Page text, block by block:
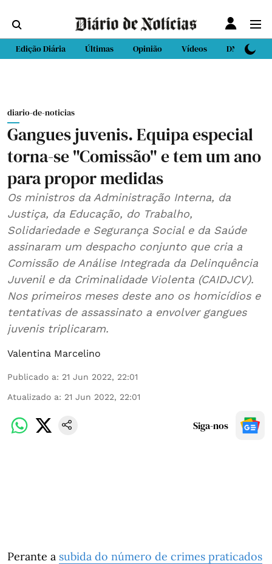
Edição Diária Últimas Opinião Vídeos DN Sport
diario-de-noticias
Gangues juvenis. Equipa especial
torna-se "Comissão" e tem um ano
para propor medidas
Os ministros da Administração Interna, da
Justiça, da Educação, do Trabalho,
Solidariedade e Segurança Social e da Saúde
assinaram um despacho conjunto que cria a
Comissão de Análise Integrada da Delinquência
Juvenil e da Criminalidade Violenta (CAIDJCV).
Nos primeiros meses deste ano os homicídios e
tentativas de assassinato a envolver gangues
juvenis triplicaram.
Valentina Marcelino
Publicado a: 21 Jun 2022, 22:01
Atualizado a: 21 Jun 2022, 22:01
Siga-nos
Perante a subida do número de crimes praticados